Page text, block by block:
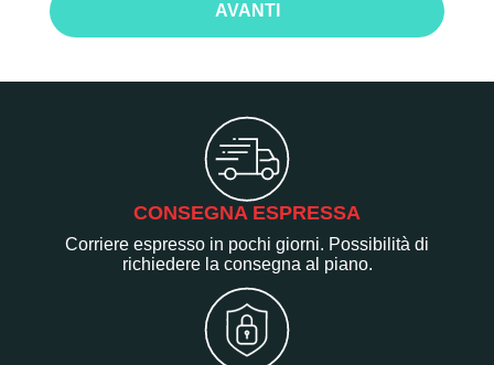
AVANTI
CONSEGNA ESPRESSA
Corriere espresso in pochi giorni. Possibilità di
richiedere la consegna al piano.